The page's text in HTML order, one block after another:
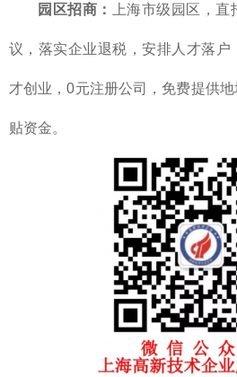
园区招商： 上海市级园区，
议，落实企业退税，安排人才落户
才创业，0元注册公司，免费提供
贴资金。